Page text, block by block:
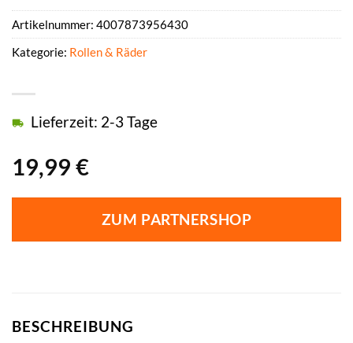
19,99 €
Lieferzeit: 2-3 Tage
ZUM PARTNERSHOP
Artikelnummer: 4007873956430
Kategorie: Rollen & Räder
BESCHREIBUNG